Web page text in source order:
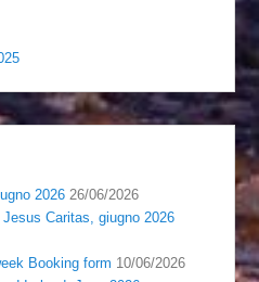
2026 26/06/2026
Caritas, giugno 2026
Booking form 10/06/2026